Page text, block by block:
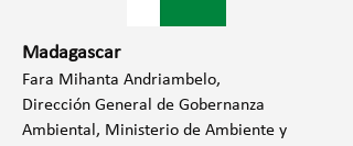
Madagascar
Fara Mihanta Andriambelo,
Dirección General de Gobernanza
Ambiental, Ministerio de Ambiente y